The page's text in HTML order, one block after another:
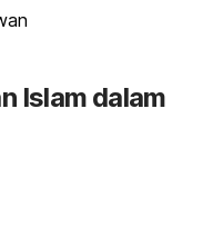
Islam dalam